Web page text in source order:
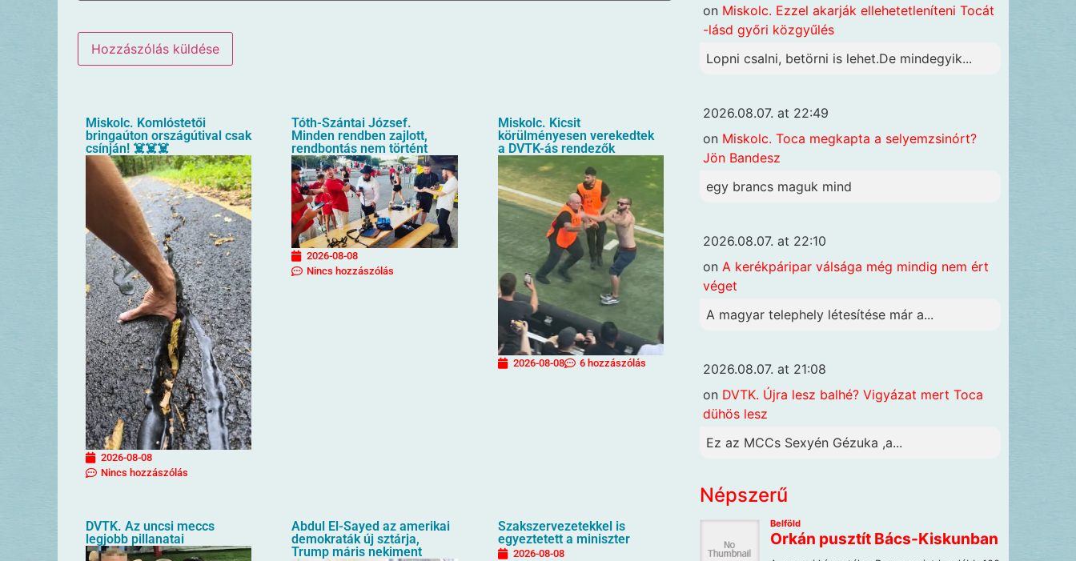
Miskolc. Komlóstetői
bringaúton országútival csak
csínján! ☠️☠️☠️
2026-08-08
Nincs hozzászólás
Tóth-Szántai József.
Minden rendben zajlott,
rendbontás nem történt
2026-08-08
Nincs hozzászólás
Miskolc. Kicsit
körülményesen verekedtek
a DVTK-ás rendezők
2026-08-08 6 hozzászólás
DVTK. Az uncsi meccs
legjobb pillanatai
Abdul El-Sayed az amerikai
demokraták új sztárja,
Trump máris nekiment
Szakszervezetekkel is
egyeztetett a miniszter
2026-08-08
on Miskolc. Ezzel akarják ellehetetleníteni Tocát
-lásd győri közgyűlés
Lopni csalni, betörni is lehet.De mindegyik...
2026.08.07. at 22:49
on Miskolc. Toca megkapta a selyemzsinórt?
Jön Bandesz
egy brancs maguk mind
2026.08.07. at 22:10
on A kerékpáripar válsága még mindig nem ért
véget
A magyar telephely létesítése már a...
2026.08.07. at 21:08
on DVTK. Újra lesz balhé? Vigyázat mert Toca
dühös lesz
Ez az MCCs Sexyén Gézuka ,a...
Népszerű